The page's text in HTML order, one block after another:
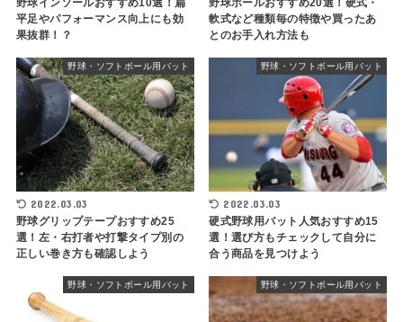
平足やパフォーマンス向上にも効
果抜群！？
軟式など種類毎の特徴や買ったあ
とのお手入れ方法も
野球・ソフトボール用バット
2022.03.03
野球グリップテープおすすめ25
選！左・右打者や打撃タイプ別の
正しい巻き方も確認しよう
野球・ソフトボール用バット
2022.03.03
硬式野球用バット人気おすすめ15
選！選び方もチェックして自分に
合う商品を見つけよう
野球・ソフトボール用バット 野球・ソフトボール用バット